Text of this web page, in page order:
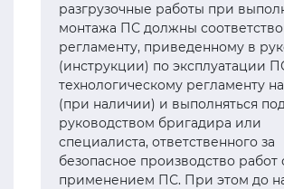
разгрузочные работы при
монтажа ПС должны
регламенту, приведенному в
(инструкции) по эксплуатации
технологическому регламенту
(при наличии) и выполняться
руководством бригадира или
специалиста, ответственного за
безопасное производство работ
применением ПС. При этом до